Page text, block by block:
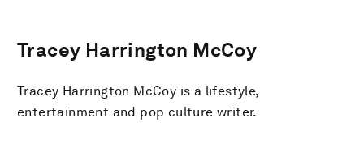
Tracey Harrington McCoy
Tracey Harrington McCoy is a lifestyle,
entertainment and pop culture writer.